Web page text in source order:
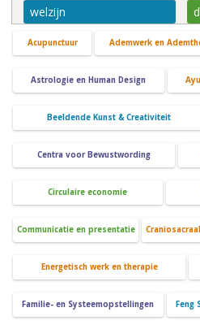
welzijn
Acupunctuur Ademwerk en
Astrologie en Human Design
Beeldende Kunst & Creativiteit
Centra voor Bewustwording
Circulaire economie
Communicatie en presentatie
Energetisch werk en therapie
Familie- en Systeemopstellingen Feng